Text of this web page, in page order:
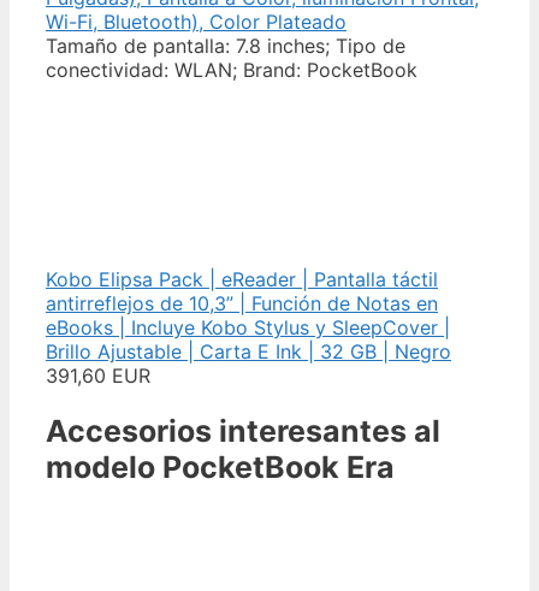
Wi-Fi, Bluetooth), Color Plateado
Tamaño de pantalla: 7.8 inches; Tipo de
conectividad: WLAN; Brand: PocketBook
Kobo Elipsa Pack | eReader | Pantalla táctil
antirreflejos de 10,3” | Función de Notas en
eBooks | Incluye Kobo Stylus y SleepCover |
Brillo Ajustable | Carta E Ink | 32 GB | Negro
391,60 EUR
Accesorios interesantes al
modelo PocketBook Era